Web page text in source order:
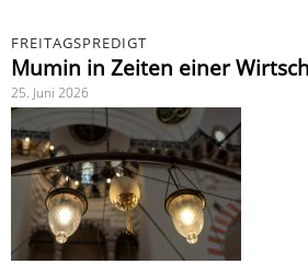
FREITAGSPREDIGT
Mumin in Zeiten einer
25. Juni 2026